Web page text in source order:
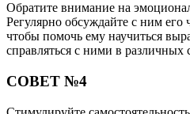
Обратите внимание на
Регулярно обсуждайте с ним его
чтобы помочь ему научиться
справляться с ними в различных
СОВЕТ №4